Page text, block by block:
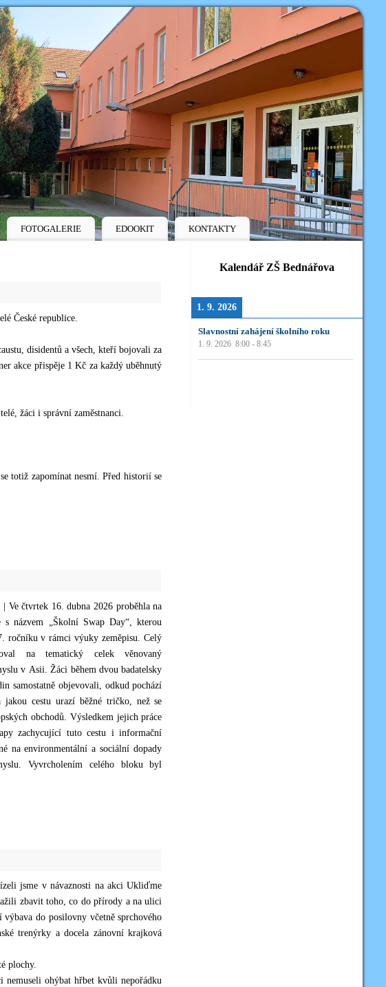
FOTOGALERIE EDOOKIT KONTAKTY
České republice.
disidentů a všech, kteří bojovali za
akce přispěje 1 Kč za každý uběhnutý
žáci i správní zaměstnanci.
totiž zapomínat nesmí. Před historií se
| Ve čtvrtek 16. dubna 2026 proběhla na
s názvem „Školní Swap Day“, kterou
ročníku v rámci výuky zeměpisu. Celý
na tematický celek věnovaný
v Asii. Žáci během dvou badatelsky
samostatně objevovali, odkud pochází
jakou cestu urazí běžné tričko, než se
obchodů. Výsledkem jejich práce
zachycující tuto cestu i informační
na environmentální a sociální dopady
Vyvrcholením celého bloku byl
jsme v návaznosti na akci Ukliďme
zbavit toho, co do přírody a na ulici
do posilovny včetně sprchového
trenýrky a docela zánovní krajková
plochy.
ohýbat hřbet kvůli nepořádku
Kalendář ZŠ Bednářova
1. 9. 2026
Slavnostní zahájení školního roku
1. 9. 2026 8:00 -8:45